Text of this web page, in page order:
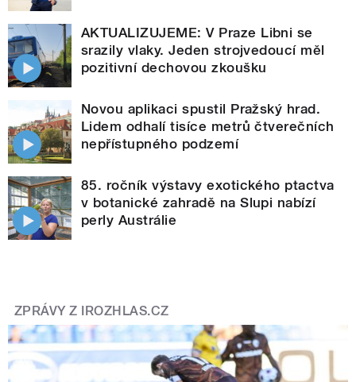
AKTUALIZUJEME: V Praze Libni se
srazily vlaky. Jeden strojvedoucí měl
pozitivní dechovou zkoušku
Novou aplikaci spustil Pražský hrad.
Lidem odhalí tisíce metrů čtverečních
nepřístupného podzemí
85. ročník výstavy exotického ptactva
v botanické zahradě na Slupi nabízí
perly Austrálie
ZPRÁVY Z IROZHLAS.CZ